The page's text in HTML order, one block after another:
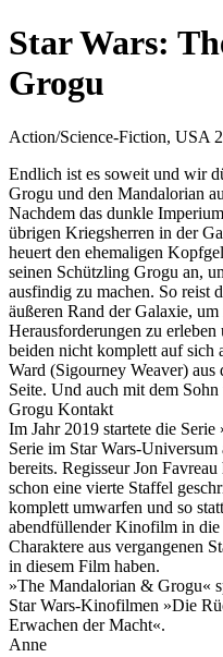
Star Wars:
Grogu
Action/Science-Fiction, USA
Endlich ist es soweit und wir
Grogu und den Mandalorian
Nachdem das dunkle
übrigen Kriegsherren in der
heuert den ehemaligen
seinen Schützling Grogu an,
ausfindig zu machen. So reist
äußeren Rand der Galaxie,
Herausforderungen zu
beiden nicht komplett auf sich
Ward (Sigourney Weaver)
Seite. Und auch mit dem
Grogu Kontakt
Im Jahr 2019 startete die
Serie im Star Wars-
bereits. Regisseur Jon
schon eine vierte Staffel
komplett umwarfen und so
abendfüllender Kinofilm in
Charaktere aus vergangenen
in diesem Film haben.
»The Mandalorian & Grogu«
Star Wars-Kinofilmen »Die
Erwachen der Macht«.
Anne